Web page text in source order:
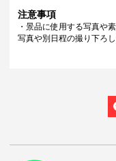
注意事項
・景品に使用する写真や
写真や別日程の撮り下ろ
・くじご利用後のお客様
到着に関する対応は原則